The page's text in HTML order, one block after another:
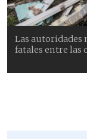
Las autoridades
fatales entre las